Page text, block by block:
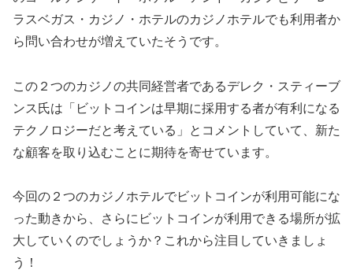
ラスベガス・カジノ・ホテルのカジノホテルでも利用者か
ら問い合わせが増えていたそうです。
この２つのカジノの共同経営者であるデレク・スティーブ
ンス氏は「ビットコインは早期に採用する者が有利になる
テクノロジーだと考えている」とコメントしていて、新た
な顧客を取り込むことに期待を寄せています。
今回の２つのカジノホテルでビットコインが利用可能にな
った動きから、さらにビットコインが利用できる場所が拡
大していくのでしょうか？これから注目していきましょ
う！